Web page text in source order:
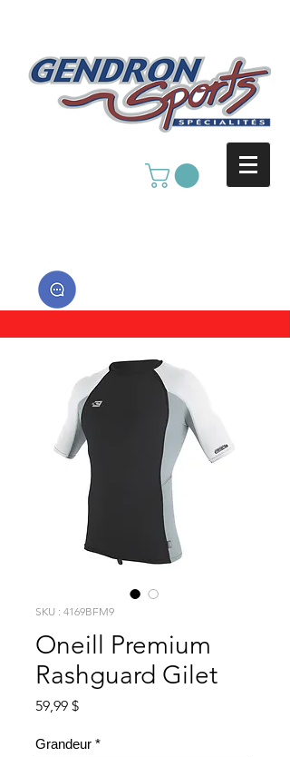
SKU : 4169BFM9
Oneill Premium
Rashguard Gilet
59,99 $Prix
Grandeur *